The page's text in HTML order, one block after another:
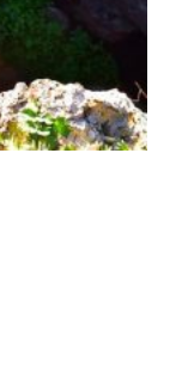
da cui si domina
di Villanova
il nuraghe non è